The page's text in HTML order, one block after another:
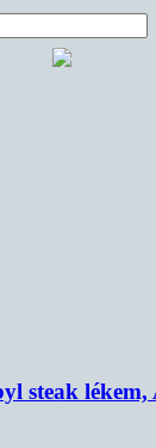
steak lékem,